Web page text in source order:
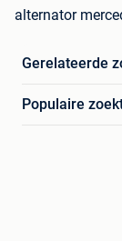
alternator
Gerelateerde
Populaire